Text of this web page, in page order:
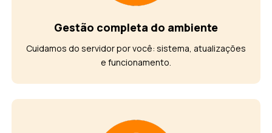
Gestão completa do ambiente
Cuidamos do servidor por você: sistema, atualizações
e funcionamento.